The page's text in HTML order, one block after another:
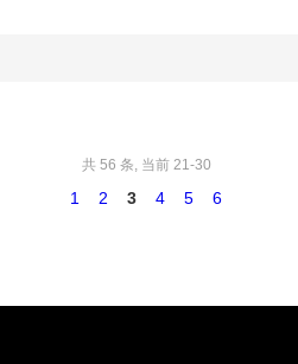
共 56 条, 当前 21-30
1 2 3 4 5 6